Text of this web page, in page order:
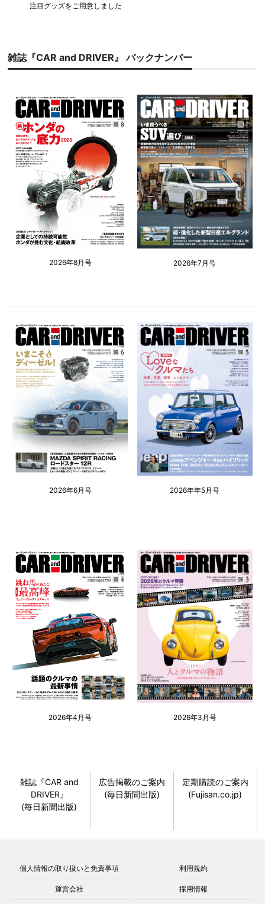
注目グッズをご用意しました
雑誌『CAR and DRIVER』 バックナンバー
2026年8月号 2026年7月号
2026年6月号 2026年年5月号
2026年4月号 2026年3月号
雑誌『CAR and
DRIVER』
(毎日新聞出版)
広告掲載のご案内
(毎日新聞出版)
定期購読のご案内
(Fujisan.co.jp)
個人情報の取り扱いと免責事項 利用規約
運営会社 採用情報